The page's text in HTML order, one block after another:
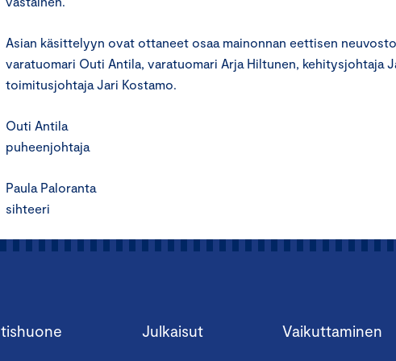
Asian käsittelyyn ovat ottaneet osaa mainonnan eettisen
varatuomari Outi Antila, varatuomari Arja Hiltunen, kehitysjohtaja
toimitusjohtaja Jari Kostamo.
Outi Antila
puheenjohtaja
Paula Paloranta
sihteeri
Julkaisut Vaikuttaminen